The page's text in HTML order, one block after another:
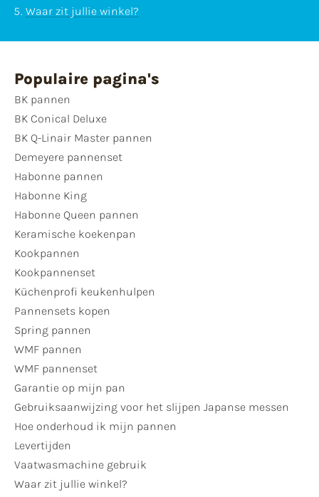
Waar zit jullie winkel?
Populaire pagina's
BK pannen
BK Conical Deluxe
BK Q-Linair Master pannen
Demeyere pannenset
Habonne pannen
Habonne King
Habonne Queen pannen
Keramische koekenpan
Kookpannen
Kookpannenset
Küchenprofi keukenhulpen
Pannensets kopen
Spring pannen
WMF pannen
WMF pannenset
Garantie op mijn pan
Gebruiksaanwijzing voor het slijpen Japanse messen
Hoe onderhoud ik mijn pannen
Levertijden
Vaatwasmachine gebruik
Waar zit jullie winkel?